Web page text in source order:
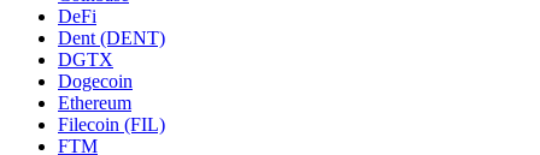
DeFi
Dent (DENT)
DGTX
Dogecoin
Ethereum
Filecoin (FIL)
FTM